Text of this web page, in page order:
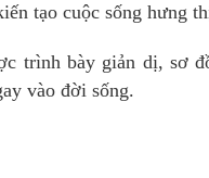
tạo cuộc sống hưng
trình bày giản dị, sơ
vào đời sống.